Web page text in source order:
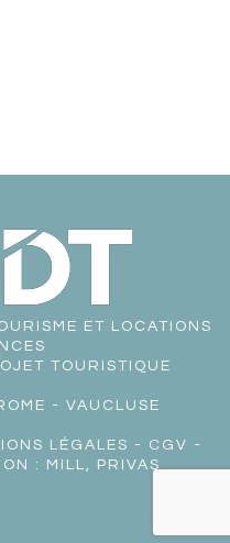
ET LOCATIONS
TOURISTIQUE
- VAUCLUSE
LÉGALES - CGV -
: MILL, PRIVAS